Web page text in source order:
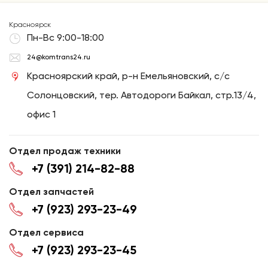
Красноярск
Пн-Вс 9:00-18:00
24@komtrans24.ru
Красноярский край, р-н Емельяновский, с/с
Солонцовский, тер. Автодороги Байкал, стр.13/4,
офис 1
Отдел продаж техники
+7 (391) 214-82-88
Отдел запчастей
+7 (923) 293-23-49
Отдел сервиса
+7 (923) 293-23-45